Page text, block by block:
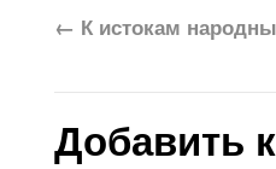
← К истокам
Добавить